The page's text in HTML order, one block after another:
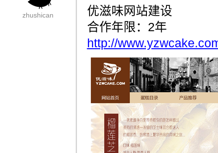
zhushican
优滋味网站建设
合作年限：2年
http://